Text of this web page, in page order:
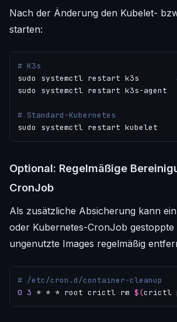
Nach der Änderung den Kubelet-
starten:
# K3s
sudo systemctl restart k3s
sudo systemctl restart k3s-agent
# Standard-Kubernetes
Optional: Regelmäßige
CronJob
Als zusätzliche Absicherung kann
oder Kubernetes-CronJob gestoppte
ungenutzte Images regelmäßig
# /etc/cron.d/container-cleanup
0 3 * * * root crictl rm $(crictl